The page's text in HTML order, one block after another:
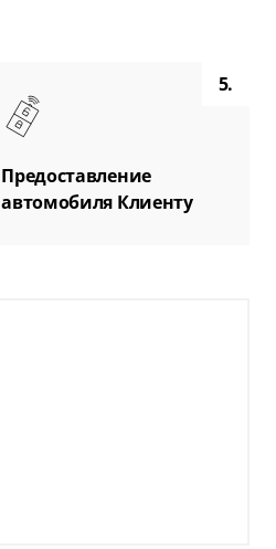
5.
Предоставление
автомобиля Клиенту